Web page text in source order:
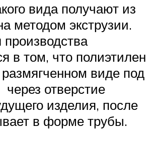
вида получают из
методом экструзии.
производства
в том, что полиэтилен
виде под
отверстие
изделия, после
в форме трубы.